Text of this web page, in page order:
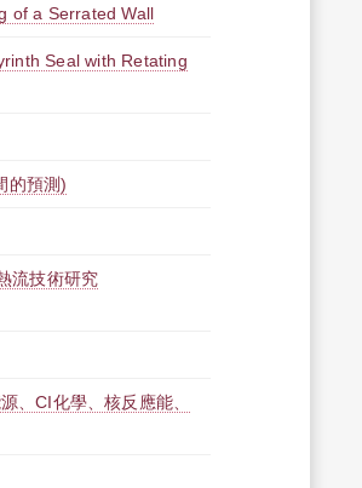
of a Serrated Wall
Seal with Retating
的預測)
流技術研究
、CI化學、核反應能、